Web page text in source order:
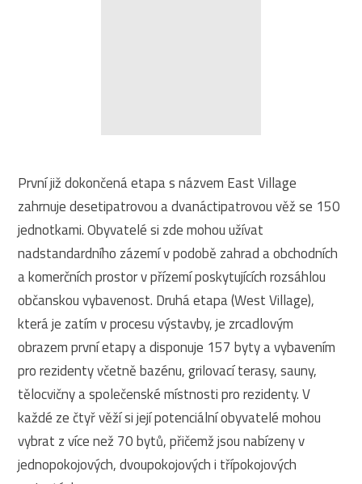
První již dokončená etapa s názvem East Village
zahrnuje desetipatrovou a dvanáctipatrovou věž se 150
jednotkami. Obyvatelé si zde mohou užívat
nadstandardního zázemí v podobě zahrad a obchodních
a komerčních prostor v přízemí poskytujících rozsáhlou
občanskou vybavenost. Druhá etapa (West Village),
která je zatím v procesu výstavby, je zrcadlovým
obrazem první etapy a disponuje 157 byty a vybavením
pro rezidenty včetně bazénu, grilovací terasy, sauny,
tělocvičny a společenské místnosti pro rezidenty. V
každé ze čtyř věží si její potenciální obyvatelé mohou
vybrat z více než 70 bytů, přičemž jsou nabízeny v
jednopokojových, dvoupokojových i třípokojových